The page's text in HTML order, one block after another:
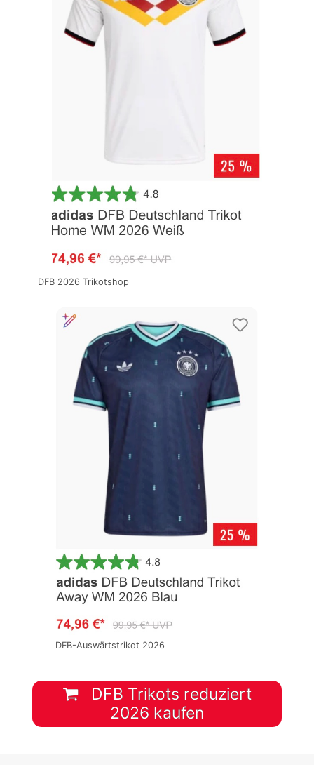
DFB 2026 Trikotshop
DFB-Auswärtstrikot 2026
DFB Trikots reduziert
2026 kaufen